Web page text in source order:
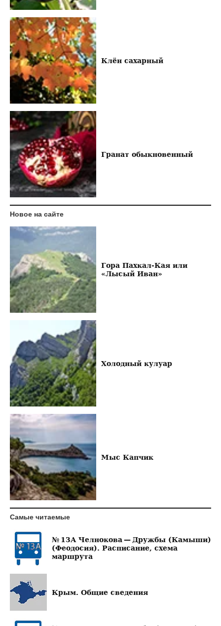
Клён сахарный
Гранат обыкновенный
Новое на сайте
Гора Пахкал-Кая или
«Лысый Иван»
Холодный кулуар
Мыс Капчик
Самые читаемые
№ 13А Челнокова — Дружбы (Камыши)
(Феодосия). Расписание, схема
маршрута
Крым. Общие сведения